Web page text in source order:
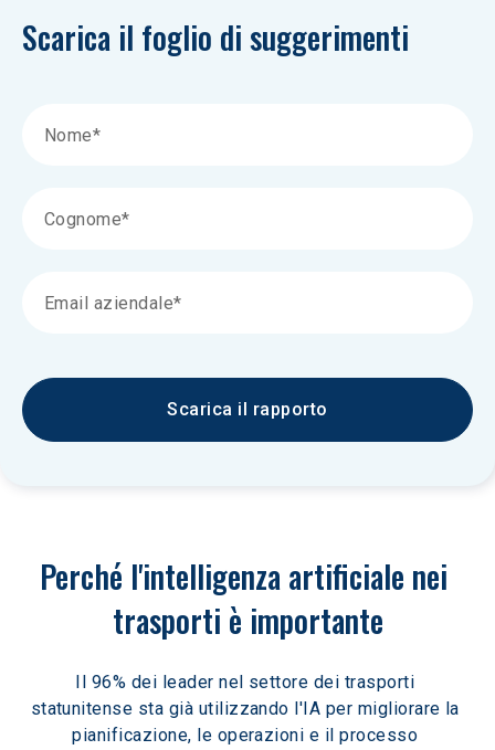
Scarica il foglio di suggerimenti
Scarica il rapporto
Perché l'intelligenza artificiale nei
trasporti è importante
Il 96% dei leader nel settore dei trasporti
statunitense sta già utilizzando l'IA per migliorare la
pianificazione, le operazioni e il processo